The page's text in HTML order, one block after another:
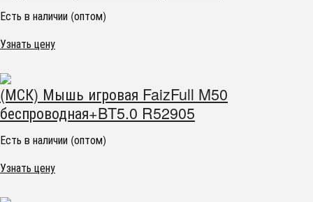
Есть в наличии (оптом)
Узнать цену
(МСК) Мышь игровая FaizFull M50
беспроводная+BT5.0 R52905
Есть в наличии (оптом)
Узнать цену